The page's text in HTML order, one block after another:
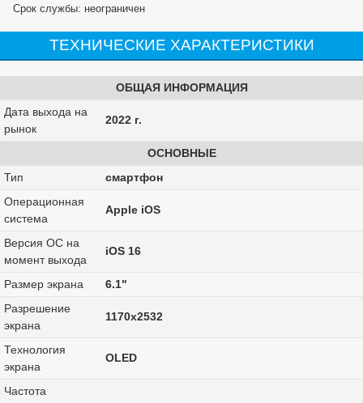
Срок службы: неограничен
ТЕХНИЧЕСКИЕ ХАРАКТЕРИСТИКИ
ОБЩАЯ ИНФОРМАЦИЯ
Дата выхода на
рынок
2022 г.
ОСНОВНЫЕ
Тип
смартфон
Операционная
система
Apple iOS
Версия ОС на
момент выхода
iOS 16
Размер экрана
6.1"
Разрешение
экрана
1170x2532
Технология
экрана
OLED
Частота